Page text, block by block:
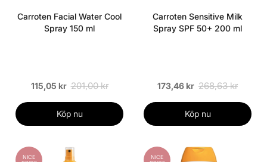
Carroten Facial Water Cool
Spray 150 ml
115,05 kr 201,00 kr
Köp nu
Carroten Sensitive Milk
Spray SPF 50+ 200 ml
173,46 kr 268,63 kr
Köp nu
NICE
NICE